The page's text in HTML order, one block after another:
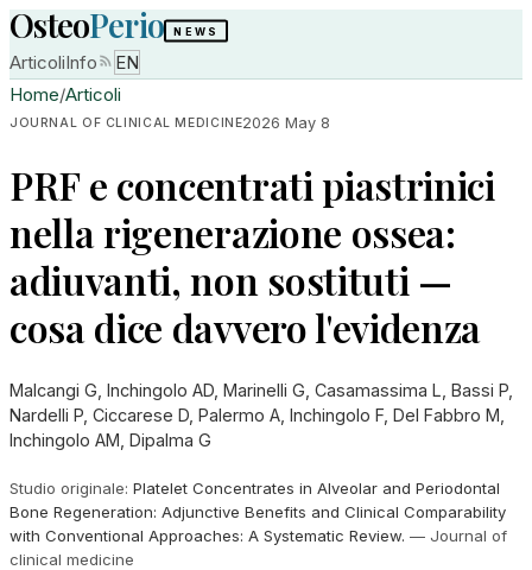
OsteoPerio NEWS
ArticoliInfo
EN
Home/Articoli
JOURNAL OF CLINICAL MEDICINE2026 May 8
PRF e concentrati piastrinici
nella rigenerazione ossea:
adiuvanti, non sostituti —
cosa dice davvero l'evidenza
Malcangi G, Inchingolo AD, Marinelli G, Casamassima L, Bassi P,
Nardelli P, Ciccarese D, Palermo A, Inchingolo F, Del Fabbro M,
Inchingolo AM, Dipalma G
Studio originale: Platelet Concentrates in Alveolar and Periodontal
Bone Regeneration: Adjunctive Benefits and Clinical Comparability
with Conventional Approaches: A Systematic Review. — Journal of
clinical medicine